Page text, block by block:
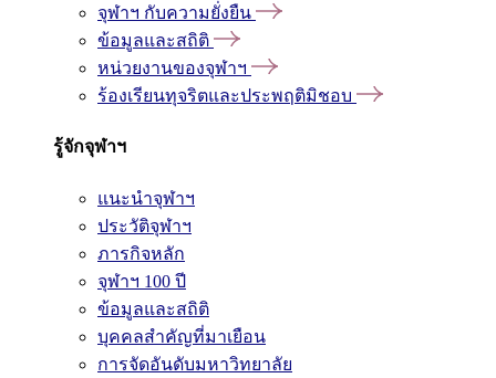
จุฬาฯ กับความยั่งยืน
ข้อมูลและสถิติ
หน่วยงานของจุฬาฯ
ร้องเรียนทุจริตและประพฤติมิชอบ
รู้จักจุฬาฯ
แนะนำจุฬาฯ
ประวัติจุฬาฯ
ภารกิจหลัก
จุฬาฯ 100 ปี
ข้อมูลและสถิติ
บุคคลสำคัญที่มาเยือน
การจัดอันดับมหาวิทยาลัย